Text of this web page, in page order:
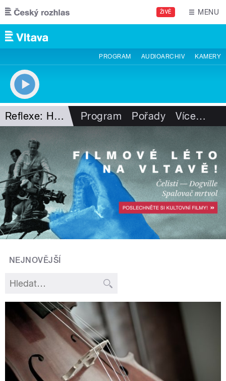
Přejít k hlavnímu obsahu
ŽIVĚ MENU
PROGRAM AUDIOARCHIV KAMERY
Reflexe: Hudba! Program Pořady Více…
NEJNOVĚJŠÍ